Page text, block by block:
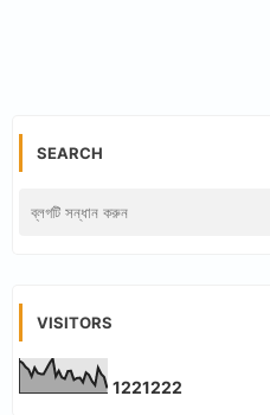
SEARCH
VISITORS
1221222